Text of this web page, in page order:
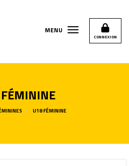
CONNEXION
MENU
U18 FÉMININE